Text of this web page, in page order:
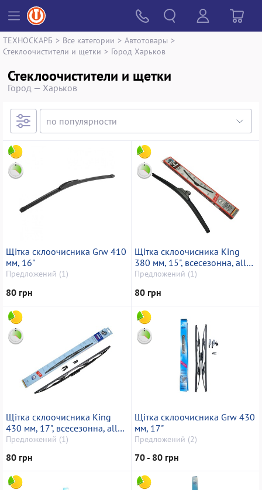
ТЕХНОСКАРБ > Все категории > Автотовары >
Стеклоочистители и щетки > Город Харьков
Стеклоочистители и щетки
Город — Харьков
Щітка склоочисника Grw 410
мм, 16"
Предложений (1)
80 грн
Щітка склоочисника King
380 мм, 15", всесезонна, all
seasons
Предложений (1)
80 грн
Щітка склоочисника King
430 мм, 17", всесезонна, all
seasons
Предложений (1)
80 грн
Щітка склоочисника Grw 430
мм, 17"
Предложений (2)
70 - 80 грн